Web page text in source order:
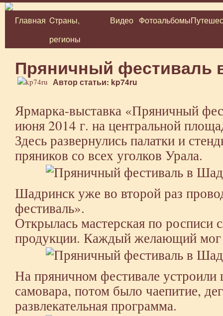
Перейти
Главная Cтраны,
регионы
Видео Фотоальбомы
Пряничный фестиваль
Автор статьи: kp74ru
Ярмарка-выставка «Пряничный
июня 2014 г. на центральной
Здесь развернулись палатки и
пряников со всех уголков Урала.
Шадринск уже во второй раз
фестиваль».
Открылась мастерская по росписи
продукции. Каждый желающий мог
На пряничном фестивале устроили
самовара, потом было чаепитие,
развлекательная программа.